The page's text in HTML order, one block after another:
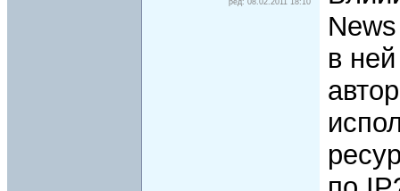
ред: 08.02.2011 18:10
в